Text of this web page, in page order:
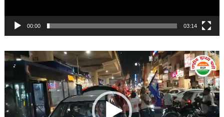
00:00 03:14
Video
Player